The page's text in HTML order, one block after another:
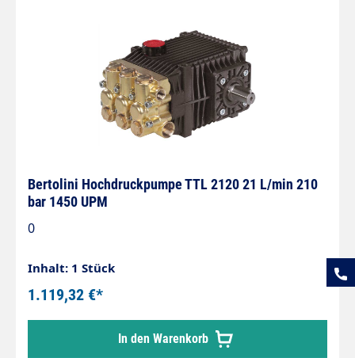
Bertolini Hochdruckpumpe TTL 2120 21 L/min 210
bar 1450 UPM
0
Inhalt: 1 Stück
1.119,32 €*
In den Warenkorb